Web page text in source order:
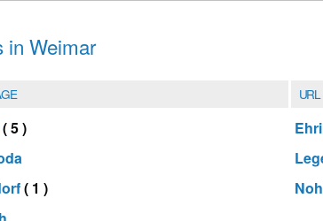
in Weimar
( 5 )
( 1 )